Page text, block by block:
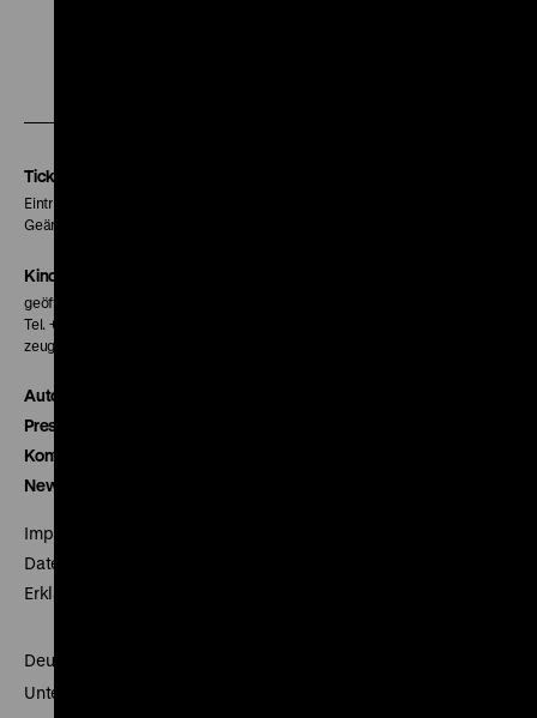
Tickets
Eintritt 5 €
Geänderte Preise sind im Programm vermerkt.
Kinokasse
geöffnet 30 Minuten vor Beginn der ersten Vorstellung
Tel. + 49 30 20304-770
zeughauskino@dhm.de
Autor*innen
Presse
Kontakt
Newsletter
Impressum
Datenschutz
Erklärung digitale Barrierefreiheit
Deutsches Historisches Museum
Unter den Linden 2